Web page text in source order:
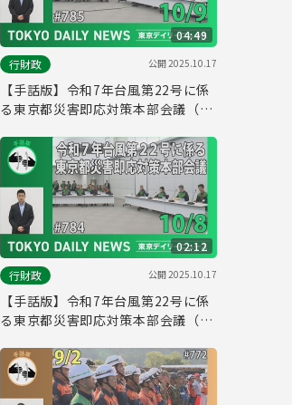
04:49
行財政
公開2025.10.17
【手話版】令和7年台風第22号に係
る東京都災害即応対策本部会議（第
リーニュース No.785）
02:12
行財政
公開2025.10.17
【手話版】令和7年台風第22号に係
る東京都災害即応対策本部会議（令
ス No.784）